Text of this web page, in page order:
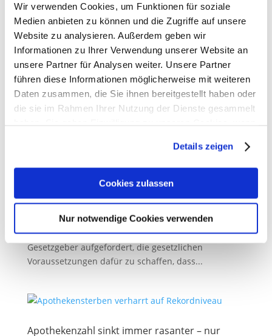
Wir verwenden Cookies, um Funktionen für soziale
Medien anbieten zu können und die Zugriffe auf unsere
Website zu analysieren. Außerdem geben wir
Informationen zu Ihrer Verwendung unserer Website an
unsere Partner für Analysen weiter. Unsere Partner
führen diese Informationen möglicherweise mit weiteren
Daten zusammen, die Sie ihnen bereitgestellt haben oder
die sie im Rahmen Ihrer Nutzung der Dienste gesammelt
Erfahren Sie in unsererDatenschutzerklärungmehr
darüber, wer wir sind, wie Sie uns kontaktieren können
und wie wir personenbezogene Daten verarbeiten.
Sie können Ihre Einwilligung jederzeit von derCookie-
Details zeigen
Cookies zulassen
Nur notwendige Cookies verwenden
Apotheken im Saarland, sind es aktuell nur noch 255.
Dazu Manfred Saar, Präsident der Apothekerkammer
des Saarlandes: „Die Zahl der
Apothekenschließungen verharrt...
Ausbildungsvergütung für Pharmazeutisch-
Apothekerinnen und Apotheker hat auf Antrag der
Apothekerkammer des Saarlandes auf dem
diesjährigen Deutschen Apothekertag 2024 den
Gesetzgeber aufgefordert, die gesetzlichen
Voraussetzungen dafür zu schaffen, dass...
Apothekenzahl sinkt immer rasanter – nur